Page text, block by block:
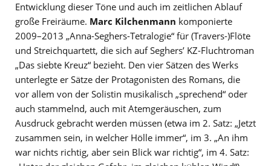
Entwicklung dieser Töne und auch im zeitlichen Ablauf
große Freiräume. Marc Kilchenmann komponierte
2009–2013 „Anna-Seghers-Tetralogie“ für (Travers-)Flöte
und Streichquartett, die sich auf Seghers’ KZ-Fluchtroman
„Das siebte Kreuz“ bezieht. Den vier Sätzen des Werks
unterlegte er Sätze der Protagonisten des Romans, die
vor allem von der Solistin musikalisch „sprechend“ oder
auch stammelnd, auch mit Atemgeräuschen, zum
Ausdruck gebracht werden müssen (etwa im 2. Satz: „Jetzt
zusammen sein, in welcher Hölle immer“, im 3. „An ihm
war nichts richtig, aber sein Blick war richtig“, im 4. Satz: